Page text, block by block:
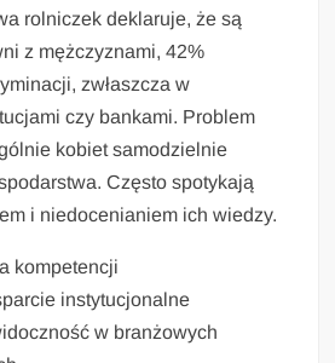
rolniczek deklaruje, że są
z mężczyznami, 42%
zwłaszcza w
czy bankami. Problem
kobiet samodzielnie
Często spotykają
i niedocenianiem ich wiedzy.
kompetencji
instytucjonalne
w branżowych